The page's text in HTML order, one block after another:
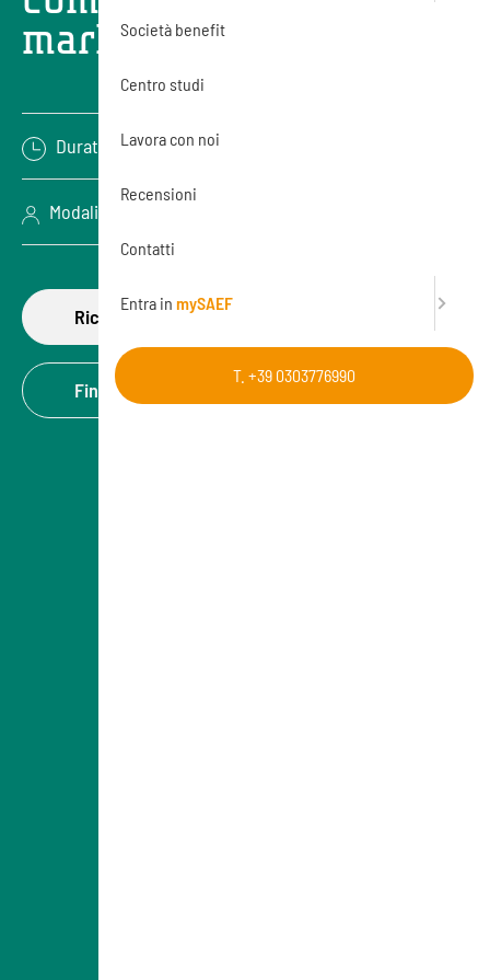
marketing
Durata: 8 ore
Modalità: Aula (In presenza)
Richiedi di partecipare
Finanzia la formazione
Società benefit
Centro studi
Lavora con noi
Recensioni
Contatti
Entra in mySAEF
T. +39 0303776990